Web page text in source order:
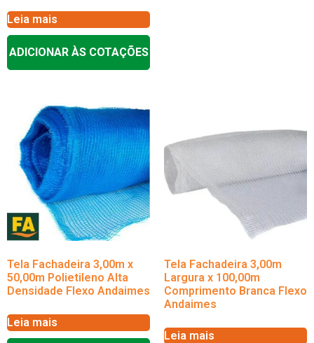
Leia mais
ADICIONAR ÀS COTAÇÕES
Tela Fachadeira 3,00m x
50,00m Polietileno Alta
Densidade Flexo Andaimes
Leia mais
Tela Fachadeira 3,00m
Largura x 100,00m
Comprimento Branca Flexo
Andaimes
Leia mais